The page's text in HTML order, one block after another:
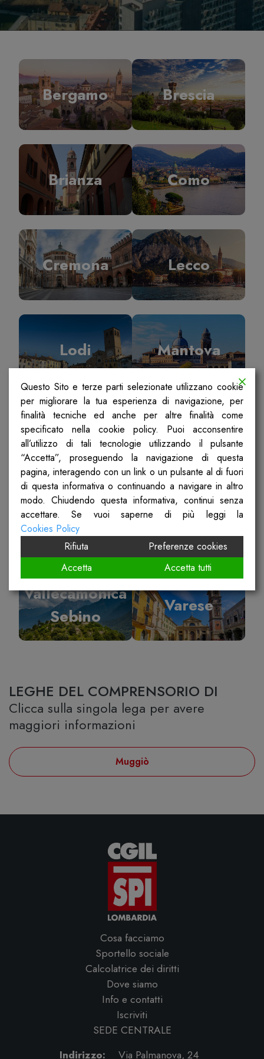
Bergamo Brescia
Brianza Como
Cremona Lecco
Lodi Mantova
Milano Pavia
Sondrio Ticino Olona
Vallecamonica
Sebino
Varese
LEGHE DEL COMPRENSORIO DI
Clicca sulla singola lega per avere
maggiori informazioni
Muggiò
Cosa facciamo
Sportello sociale
Calcolatrice dei diritti
Dove siamo
Info e contatti
Iscriviti
SEDE CENTRALE
Indirizzo:
Via Palmanova, 24
Questo Sito e terze parti selezionate utilizzano cookie
per migliorare la tua esperienza di navigazione, per
finalità tecniche ed anche per altre finalità come
specificato nella cookie policy. Puoi acconsentire
all’utilizzo di tali tecnologie utilizzando il pulsante
“Accetta”, proseguendo la navigazione di questa
pagina, interagendo con un link o un pulsante al di fuori
di questa informativa o continuando a navigare in altro
modo. Chiudendo questa informativa, continui senza
accettare. Se vuoi saperne di più leggi la
Cookies Policy
Rifiuta
Preferenze cookies
Accetta
Accetta tutti